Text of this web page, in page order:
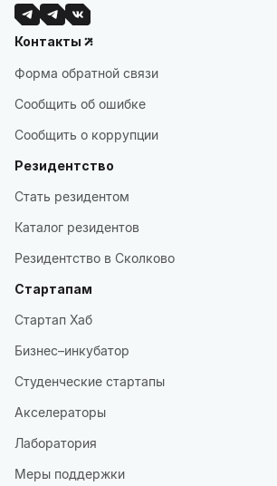
Контакты
Форма обратной связи
Сообщить об ошибке
Сообщить о коррупции
Резидентство
Стать резидентом
Каталог резидентов
Резидентство в Сколково
Стартапам
Стартап Хаб
Бизнес–инкубатор
Студенческие стартапы
Акселераторы
Лаборатория
Меры поддержки